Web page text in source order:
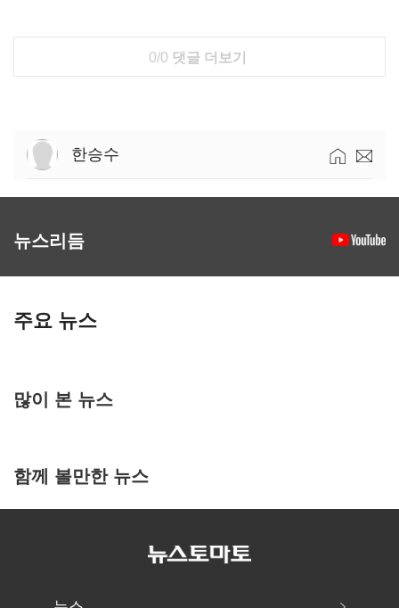
0/0 댓글 더보기
한승수
뉴스리듬
주요 뉴스
많이 본 뉴스
함께 볼만한 뉴스